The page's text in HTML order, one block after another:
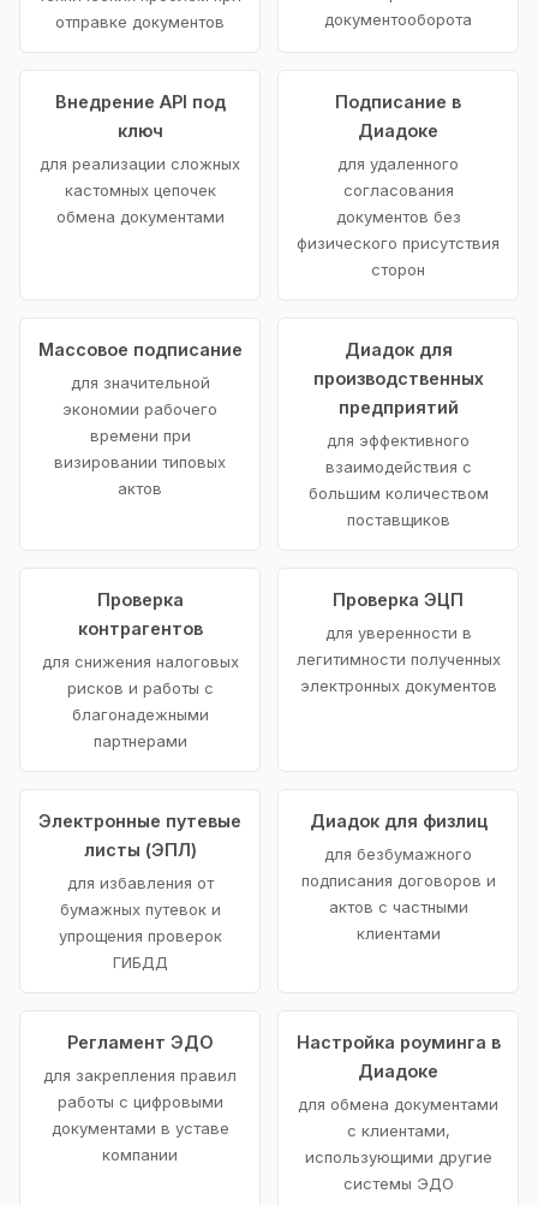
отправке документов
документооборота
Внедрение API под
ключ
для реализации сложных
кастомных цепочек
обмена документами
Подписание в
Диадоке
для удаленного
согласования
документов без
физического присутствия
сторон
Массовое подписание
для значительной
экономии рабочего
времени при
визировании типовых
актов
Диадок для
производственных
предприятий
для эффективного
взаимодействия с
большим количеством
поставщиков
Проверка
контрагентов
для снижения налоговых
рисков и работы с
благонадежными
партнерами
Проверка ЭЦП
для уверенности в
легитимности полученных
электронных документов
Электронные путевые
листы (ЭПЛ)
для избавления от
бумажных путевок и
упрощения проверок
ГИБДД
Диадок для физлиц
для безбумажного
подписания договоров и
актов с частными
клиентами
Регламент ЭДО
для закрепления правил
работы с цифровыми
документами в уставе
компании
Настройка роуминга в
Диадоке
для обмена документами
с клиентами,
использующими другие
системы ЭДО